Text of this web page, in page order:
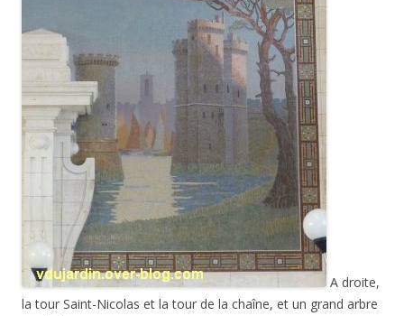
A droite,
la tour Saint-Nicolas et la tour de la chaîne, et un grand arbre